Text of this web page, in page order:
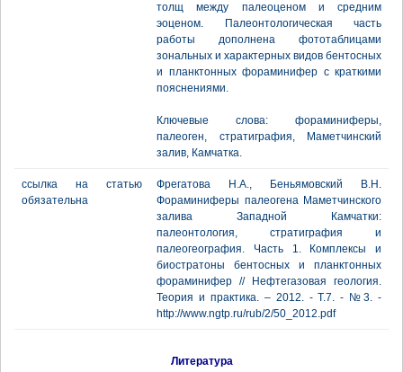
толщ между палеоценом и средним
эоценом. Палеонтологическая часть
работы дополнена фототаблицами
зональных и характерных видов бентосных
и планктонных фораминифер с краткими
пояснениями.
Ключевые слова: фораминиферы,
палеоген, стратиграфия, Маметчинский
залив, Камчатка.
ссылка на статью
обязательна
Фрегатова Н.А., Беньямовский В.Н.
Фораминиферы палеогена Маметчинского
залива Западной Камчатки:
палеонтология, стратиграфия и
палеогеография. Часть 1. Комплексы и
биостратоны бентосных и планктонных
фораминифер // Нефтегазовая геология.
Теория и практика. – 2012. - Т.7. - №3. -
http://www.ngtp.ru/rub/2/50_2012.pdf
Литература